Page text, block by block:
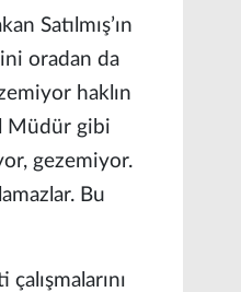
Satılmış’ın
oradan da
haklın
Müdür gibi
gezemiyor.
Bu